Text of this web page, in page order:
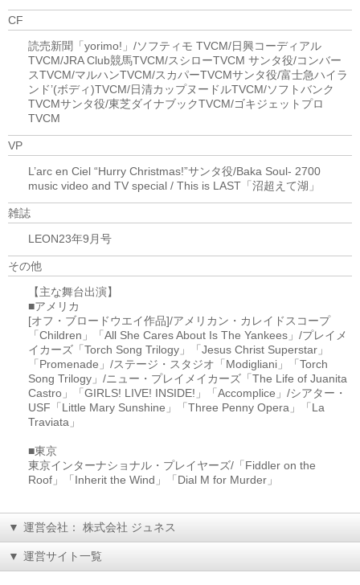
CF
読売新聞「yorimo!」/ソフティモ TVCM/日興コーディアル
TVCM/JRA Club競馬TVCM/スシローTVCM サンタ役/コンバー
スTVCM/マルハンTVCM/スカパーTVCMサンタ役/富士急ハイラ
ンド’(ボディ)TVCM/日清カップヌードルTVCM/ソフトバンク
TVCMサンタ役/東芝ダイナブックTVCM/ゴキジェットプロ
TVCM
VP
L’arc en Ciel “Hurry Christmas!”サンタ役/Baka Soul- 2700
music video and TV special / This is LAST「沼超えて湖」
雑誌
LEON23年9月号
その他
【主な舞台出演】
■アメリカ
[オフ・ブロードウエイ作品]/アメリカン・カレイドスコープ
「Children」「All She Cares About Is The Yankees」/プレイメ
イカーズ「Torch Song Trilogy」「Jesus Christ Superstar」
「Promenade」/ステージ・スタジオ「Modigliani」「Torch
Song Trilogy」/ニュー・プレイメイカーズ「The Life of Juanita
Castro」「GIRLS! LIVE! INSIDE!」「Accomplice」/シアター・
USF「Little Mary Sunshine」「Three Penny Opera」「La
Traviata」
■東京
東京インターナショナル・プレイヤーズ/「Fiddler on the
Roof」「Inherit the Wind」「Dial M for Murder」
▼ 運営会社： 株式会社 ジュネス
▼ 運営サイト一覧